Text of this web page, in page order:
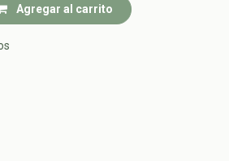
Agregar al carrito